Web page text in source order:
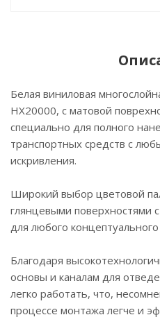
Белая виниловая
НХ20000, с матовой
специально для полного
транспортных средств с
искривления.
Широкий выбор цветовой
глянцевыми поверхностями
для любого
Благодаря
основы и каналам для
легко работать, что,
процессе монтажа легче и